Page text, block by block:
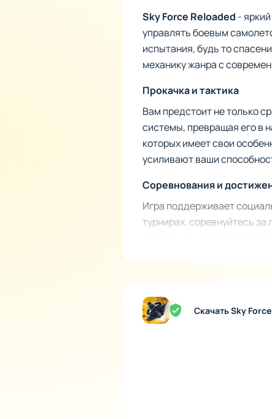
Sky Force Reloaded -
управлять боевым
испытания, будь то
механику жанра с
Прокачка и тактика
Вам предстоит не только
системы, превращая его в
которых имеет свои
усиливают ваши
Соревнования и
Игра поддерживает
турнирах, соревнуйтесь
Скачать Sky